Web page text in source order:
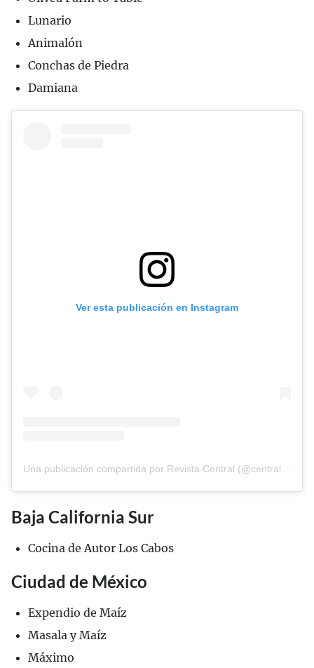
Lunario
Animalón
Conchas de Piedra
Damiana
Ver esta publicación en Instagram
Una publicación compartida por Revista Central (@central_mx)
Baja California Sur
Cocina de Autor Los Cabos
Ciudad de México
Expendio de Maíz
Masala y Maíz
Máximo